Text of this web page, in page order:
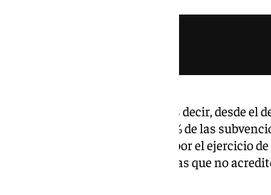
Desde el primer presupuesto, es decir, desde el
«procederá a la reducción al 50% de las
organizaciones empresariales por el ejercicio
así como a las entidades privadas que no